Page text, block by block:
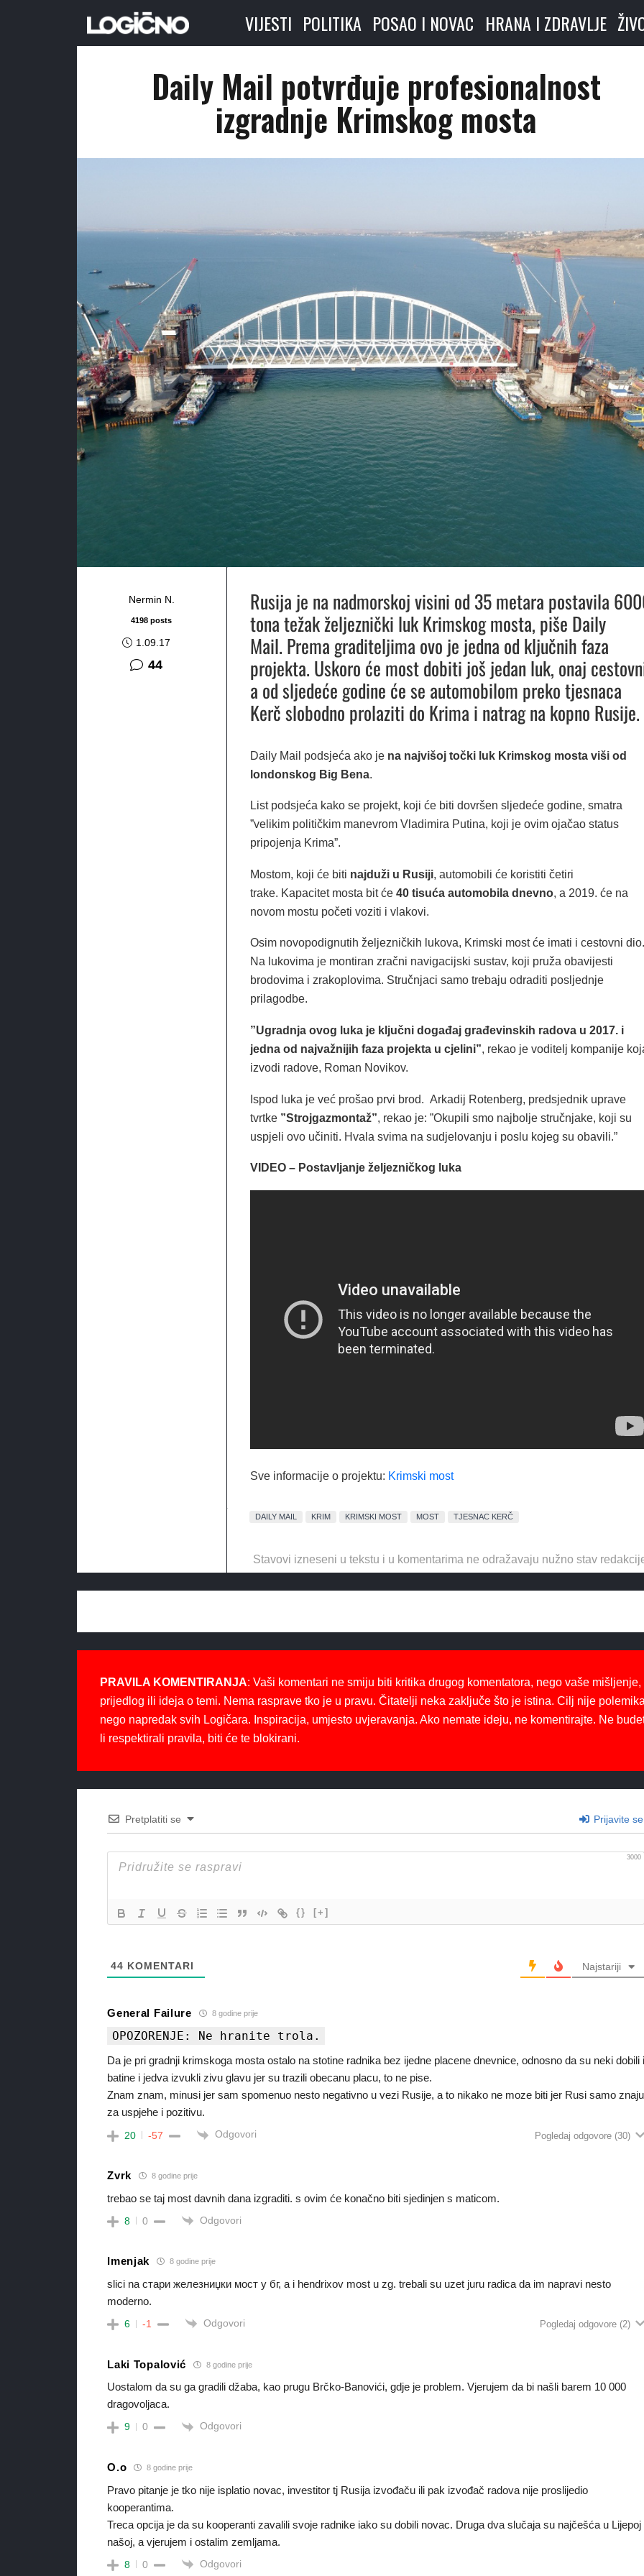
VIJESTI POLITIKA POSAO I NOVAC HRANA I ZDRAVLJE
Daily Mail potvrđuje profesionalnost
izgradnje Krimskog mosta
Nermin N.
4198 posts
1.09.17
44komentara
Rusija je na nadmorskoj visini od 35 metara postavila
tona težak željeznički luk Krimskog mosta, piše Daily
Mail. Prema graditeljima ovo je jedna od ključnih faza
projekta. Uskoro će most dobiti još jedan luk, onaj
a od sljedeće godine će se automobilom preko tjesnaca
Kerč slobodno prolaziti do Krima i natrag na kopno Rusije.
Daily Mail podsjeća ako je na najvišoj točki luk Krimskog mosta viši od
londonskog Big Bena.
List podsjeća kako se projekt, koji će biti dovršen sljedeće godine, smatra
”velikim političkim manevrom Vladimira Putina, koji je ovim ojačao status
pripojenja Krima”.
Mostom, koji će biti najduži u Rusiji, automobili će koristiti četiri
trake. Kapacitet mosta bit će 40 tisuća automobila dnevno, a 2019. će na
novom mostu početi voziti i vlakovi.
Osim novopodignutih željezničkih lukova, Krimski most će imati i cestovni dio.
Na lukovima je montiran zračni navigacijski sustav, koji pruža obavijesti
brodovima i zrakoplovima. Stručnjaci samo trebaju odraditi posljednje
prilagodbe.
”Ugradnja ovog luka je ključni događaj građevinskih radova u 2017. i
jedna od najvažnijih faza projekta u cjelini”, rekao je voditelj kompanije
izvodi radove, Roman Novikov.
Ispod luka je već prošao prvi brod. Arkadij Rotenberg, predsjednik uprave
tvrtke”Strojgazmontaž”, rekao je: ”Okupili smo najbolje stručnjake, koji su
uspjeli ovo učiniti. Hvala svima na sudjelovanju i poslu kojeg su obavili.”
VIDEO – Postavljanje željezničkog luka
Sve informacije o projektu: Krimski most
DAILY MAIL KRIM KRIMSKI MOST MOST TJESNAC KERČ
Stavovi izneseni u tekstu i u komentarima ne odražavaju nužno stav
PRAVILA KOMENTIRANJA: Vaši komentari ne smiju biti kritika drugog komentatora, nego vaše mišljenje,
prijedlog ili ideja o temi. Nema rasprave tko je u pravu. Čitatelji neka zaključe što je istina. Cilj nije
nego napredak svih Logičara. Inspiracija, umjesto uvjeravanja. Ako nemate ideju, ne komentirajte. Ne
li respektirali pravila, biti će te blokirani.
Pretplatiti se Prijavite se
3000
{} [+]
44 KOMENTARI Najstariji
General Failure 8 godine prije
OPOZORENJE: Ne hranite trola.
Da je pri gradnji krimskoga mosta ostalo na stotine radnika bez ijedne placene dnevnice, odnosno da su neki dobili
batine i jedva izvukli zivu glavu jer su trazili obecanu placu, to ne pise.
Znam znam, minusi jer sam spomenuo nesto negativno u vezi Rusije, a to nikako ne moze biti jer Rusi samo znaju
za uspjehe i pozitivu.
20 -57 Odgovori Pogledaj odgovore (30)
Zvrk 8 godine prije
trebao se taj most davnih dana izgraditi. s ovim će konačno biti sjedinjen s maticom.
8 0 Odgovori
Imenjak 8 godine prije
slici na стари железниџки мост у бг, a i hendrixov most u zg. trebali su uzet juru radica da im napravi nesto
moderno.
6 -1 Odgovori Pogledaj odgovore (2)
Laki Topalović 8 godine prije
Uostalom da su ga gradili džaba, kao prugu Brčko-Banovići, gdje je problem. Vjerujem da bi našli barem 10 000
dragovoljaca.
9 0 Odgovori
O.o 8 godine prije
Pravo pitanje je tko nije isplatio novac, investitor tj Rusija izvođaču ili pak izvođač radova nije proslijedio
kooperantima.
Treca opcija je da su kooperanti zavalili svoje radnike iako su dobili novac. Druga dva slučaja su najčešća u Lijepoj
našoj, a vjerujem i ostalim zemljama.
8 0 Odgovori